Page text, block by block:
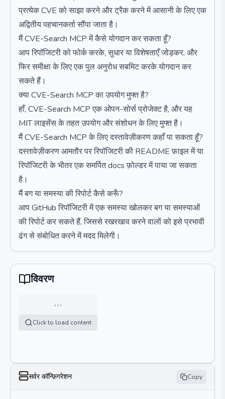
प्रत्येक CVE को साझा करने और ट्रैक करने में आसानी के लिए एक
अद्वितीय पहचानकर्ता सौंपा जाता है।
मैं CVE-Search MCP में कैसे योगदान कर सकता हूँ?
आप रिपॉजिटरी को फोर्क करके, सुधार या विशेषताएँ जोड़कर, और
फिर समीक्षा के लिए एक पुल अनुरोध सबमिट करके योगदान कर
सकते हैं।
क्या CVE-Search MCP का उपयोग मुफ्त है?
हाँ, CVE-Search MCP एक ओपन-सोर्स प्रोजेक्ट है, और यह
MIT लाइसेंस के तहत उपयोग और संशोधन के लिए मुफ्त है।
मैं CVE-Search MCP के लिए दस्तावेज़ीकरण कहाँ पा सकता हूँ?
दस्तावेज़ीकरण आमतौर पर रिपॉजिटरी की README फ़ाइल में या
रिपॉजिटरी के भीतर एक समर्पित docs फ़ोल्डर में पाया जा सकता
है।
मैं बग या समस्या की रिपोर्ट कैसे करूँ?
आप GitHub रिपॉजिटरी में एक समस्या खोलकर बग या समस्याओं
की रिपोर्ट कर सकते हैं, जिससे रखरखाव करने वालों को इसे प्रभावी
ढंग से संबोधित करने में मदद मिलेगी।
विवरण
…
Click to load content
सर्वर कॉन्फ़िगरेशन Copy